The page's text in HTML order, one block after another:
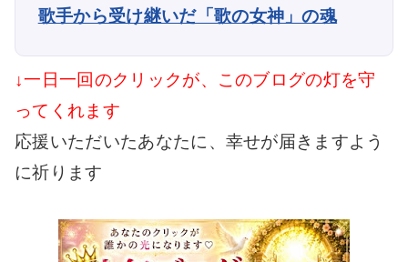
歌手から受け継いだ「歌の女神」の魂
↓一日一回のクリックが、このブログの灯を守
ってくれます
応援いただいたあなたに、幸せが届きますよう
に祈ります